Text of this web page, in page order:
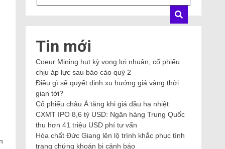
Tin mới
Coeur Mining hụt kỳ vọng lợi nhuận, cổ phiếu
chịu áp lực sau báo cáo quý 2
Điều gì sẽ quyết định xu hướng giá vàng thời
gian tới?
Cổ phiếu châu Á tăng khi giá dầu hạ nhiệt
CXMT IPO 8,6 tỷ USD: Ngân hàng Trung Quốc
thu hơn 41 triệu USD phí tư vấn
Hóa chất Đức Giang lên lộ trình khắc phục tình
trạng chứng khoán bị cảnh báo